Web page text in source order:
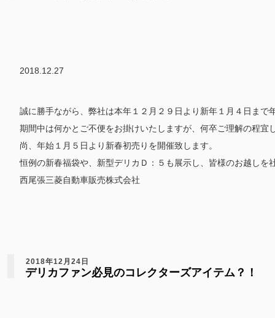
2018.12.27
誠に勝手ながら、弊社は本年１２月２９日より新年１月４日まで
期間中は何かとご不便をお掛けいたしますが、何卒ご理解の程宜
尚、年始１月５日より新春初売りを開催致します。
恒例の新春福袋や、新型デリカＤ：５も展示し、皆様のお越しを
西尾張三菱自動車販売株式会社
2018年12月24日
デリカファン必見のコレクターズアイテム？！